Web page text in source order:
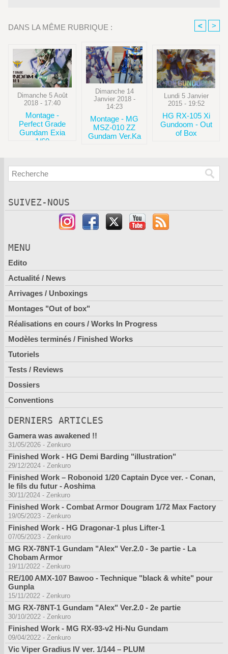
DANS LA MÊME RUBRIQUE : < >
Dimanche 5 Août
2018 - 17:40
Montage -
Perfect Grade
Gundam Exia
1/60
Dimanche 14
Janvier 2018 -
14:23
Montage - MG
MSZ-010 ZZ
Gundam Ver.Ka
Lundi 5 Janvier
2015 - 19:52
HG RX-105 Xi
Gundoom - Out
of Box
SUIVEZ-NOUS
MENU
Edito
Actualité / News
Arrivages / Unboxings
Montages "Out of box"
Réalisations en cours / Works In Progress
Modèles terminés / Finished Works
Tutoriels
Tests / Reviews
Dossiers
Conventions
DERNIERS ARTICLES
Gamera was awakened !!
31/05/2026 - Zenkuro
Finished Work - HG Demi Barding "illustration"
29/12/2024 - Zenkuro
Finished Work – Robonoid 1/20 Captain Dyce ver. - Conan,
le fils du futur - Aoshima
30/11/2024 - Zenkuro
Finished Work - Combat Armor Dougram 1/72 Max Factory
19/05/2023 - Zenkuro
Finished Work - HG Dragonar-1 plus Lifter-1
07/05/2023 - Zenkuro
MG RX-78NT-1 Gundam "Alex" Ver.2.0 - 3e partie - La
Chobam Armor
19/11/2022 - Zenkuro
RE/100 AMX-107 Bawoo - Technique "black & white" pour
Gunpla
15/11/2022 - Zenkuro
MG RX-78NT-1 Gundam "Alex" Ver.2.0 - 2e partie
30/10/2022 - Zenkuro
Finished Work - MG RX-93-v2 Hi-Nu Gundam
09/04/2022 - Zenkuro
Vic Viper Gradius IV ver. 1/144 – PLUM